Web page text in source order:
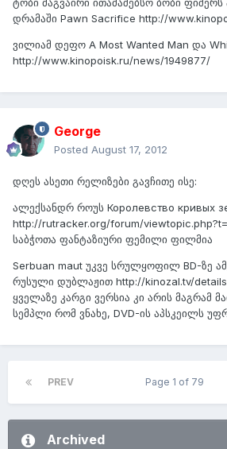
ტობი მაგვაირი ითამაშებსო ბობი
დრამაში Pawn Sacrifice http://
ვილიამ დეფო A Most Wanted Man და
http://www.kinopoisk.ru/news/1949877/
George
Posted August 17, 2012
დღეს ასეთი რელიზები გავჩითე ისე:
ალექსანდრ როუს Королевство кривых
http://rutracker.org/forum/
საბჭოთა ფანტაზიური ფემილი ფილმია
Serbuan maut უკვე სრულყოფილ BD-ზე
რუსული დუბლაჟით http://kinozal.tv/
ყველაზე კარგი ვერსია კი არის მაგრამ
სემპლი რომ ვნახე, DVD-ის აპსკეილს
PREV Page 1 of 79
Archived